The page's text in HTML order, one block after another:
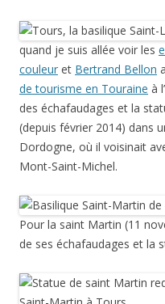
quand je suis allée voir les
couleur et Bertrand Bellon
de tourisme en Touraine à
des échafaudages et la
(depuis février 2014) dans
Dordogne, où il voisinait
Mont-Saint-Michel.
Pour la saint Martin (11
de ses échafaudages et la